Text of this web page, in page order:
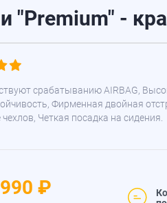
"Premium" -
срабатыванию AIRBAG,
Фирменная двойная
чехлов, Четкая посадка на сидения.
₽